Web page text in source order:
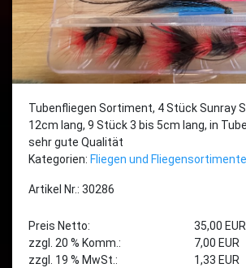
Tubenfliegen Sortiment, 4 Stück Sunray
12cm lang, 9 Stück 3 bis 5cm lang, in
sehr gute Qualität
Kategorien: Fliegen und Fliegensortimente
Artikel Nr.: 30286
Preis Netto:
35,00 EUR
zzgl. 20 % Komm.:
7,00 EUR
zzgl. 19 % MwSt.:
1,33 EUR